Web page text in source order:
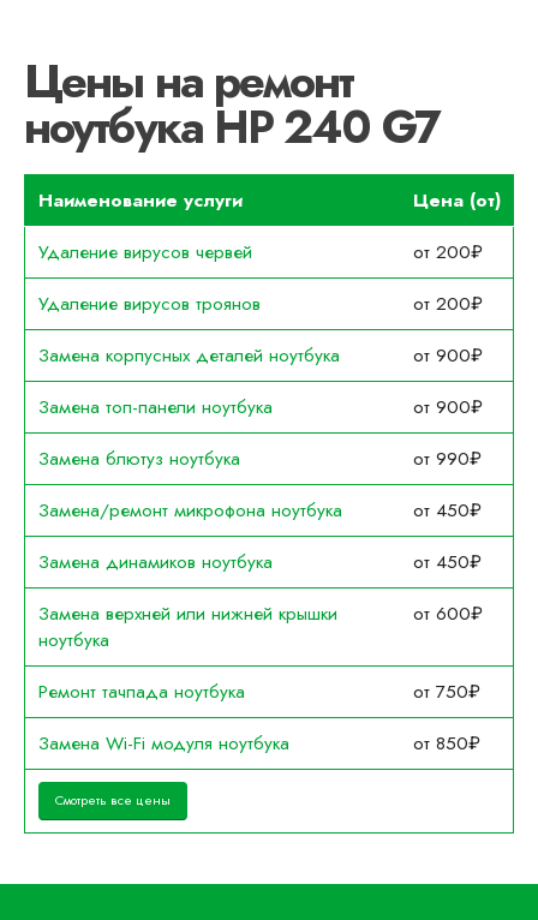
Цены на ремонт
ноутбука HP 240 G7
Наименование услуги
Цена (от)
Удаление вирусов червей
от 200₽
Удаление вирусов троянов
от 200₽
Замена корпусных деталей ноутбука
от 900₽
Замена топ-панели ноутбука
от 900₽
Замена блютуз ноутбука
от 990₽
Замена/ремонт микрофона ноутбука
от 450₽
Замена динамиков ноутбука
от 450₽
Замена верхней или нижней крышки
ноутбука
от 600₽
Ремонт тачпада ноутбука
от 750₽
Замена Wi-Fi модуля ноутбука
от 850₽
Смотреть все цены